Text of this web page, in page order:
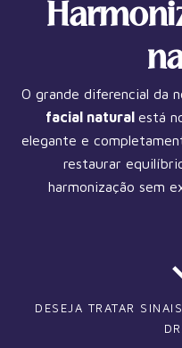
O grande diferencial da
facial natural está
elegante e
restaurar
harmonização sem
DESEJA TRATAR